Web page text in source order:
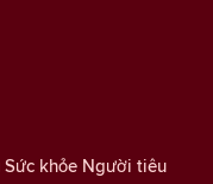
khỏe Người tiêu